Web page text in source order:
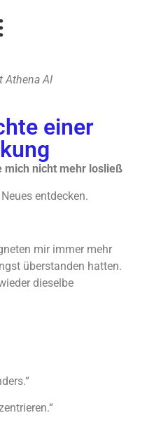
Athena AI
einer
mich nicht mehr losließ
entdecken.
mir immer mehr
überstanden hatten.
dieselbe